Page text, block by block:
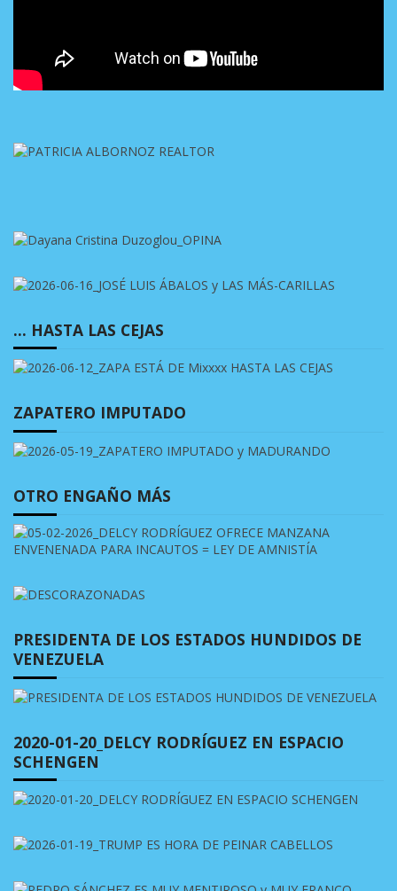
… HASTA LAS CEJAS
ZAPATERO IMPUTADO
OTRO ENGAÑO MÁS
PRESIDENTA DE LOS ESTADOS HUNDIDOS DE
VENEZUELA
2020-01-20_DELCY RODRÍGUEZ EN ESPACIO
SCHENGEN